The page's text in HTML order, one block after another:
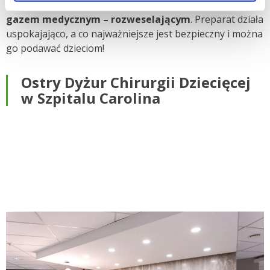
opatrywanie oparzeń, nastawienia kości,znieczulamy
gazem medycznym – rozweselającym. Preparat działa
uspokajająco, a co najważniejsze jest bezpieczny i można
go podawać dzieciom!
Ostry Dyżur Chirurgii Dziecięcej
w Szpitalu Carolina